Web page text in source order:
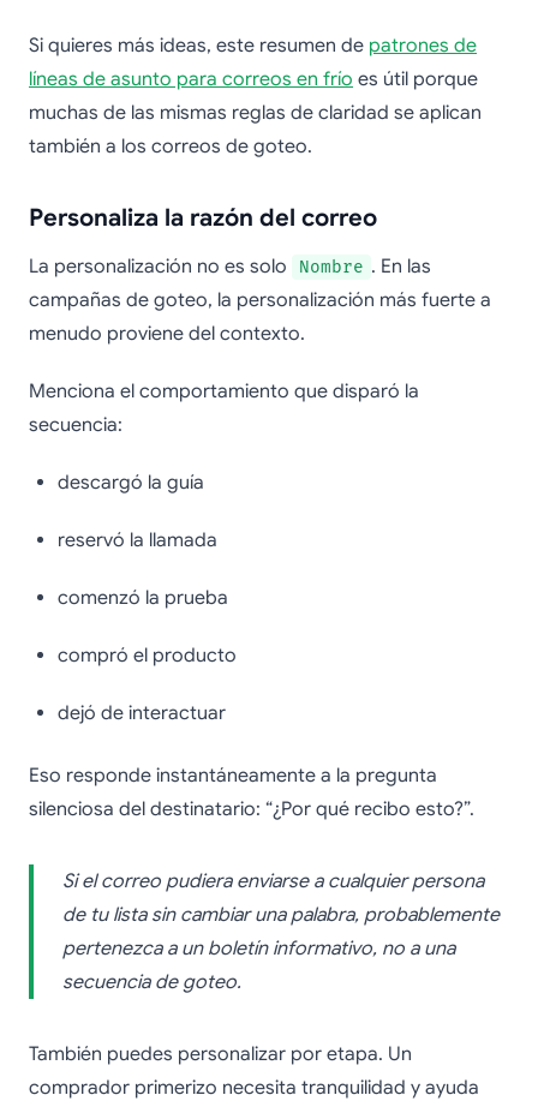
Si quieres más ideas, este resumen de patrones de
líneas de asunto para correos en frío es útil porque
muchas de las mismas reglas de claridad se aplican
también a los correos de goteo.
Personaliza la razón del correo
La personalización no es solo Nombre . En las
campañas de goteo, la personalización más fuerte a
menudo proviene del contexto.
Menciona el comportamiento que disparó la
secuencia:
descargó la guía
reservó la llamada
comenzó la prueba
compró el producto
dejó de interactuar
Eso responde instantáneamente a la pregunta
silenciosa del destinatario: “¿Por qué recibo esto?”.
Si el correo pudiera enviarse a cualquier persona
de tu lista sin cambiar una palabra, probablemente
pertenezca a un boletín informativo, no a una
secuencia de goteo.
También puedes personalizar por etapa. Un
comprador primerizo necesita tranquilidad y ayuda